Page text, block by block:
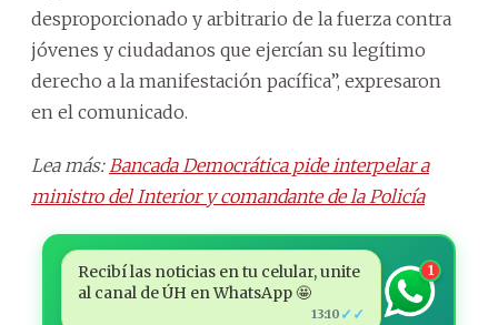
desproporcionado y arbitrario de la fuerza contra
jóvenes y ciudadanos que ejercían su legítimo
derecho a la manifestación pacífica”, expresaron
en el comunicado.
Lea más: Bancada Democrática pide interpelar a
ministro del Interior y comandante de la Policía
Recibí las noticias en tu celular, unite
al canal de ÚH en WhatsApp 🤩
13:10 ✓✓
1